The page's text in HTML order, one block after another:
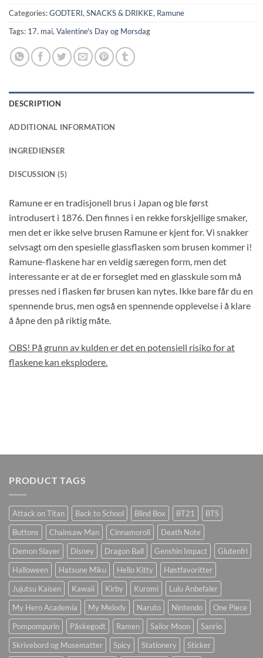
Categories:GODTERI, SNACKS & DRIKKE, Ramune
Tags: 17. mai, Valentine's Day og Morsdag
DESCRIPTION
ADDITIONAL INFORMATION
INGREDIENSER
DISCUSSION (5)
Ramune er en tradisjonell brus i Japan og ble først
introdusert i 1876. Den finnes i en rekke forskjellige smaker,
men det er ikke selve brusen Ramune er kjent for. Vi snakker
selvsagt om den spesielle glassflasken som brusen kommer i!
Ramune-flaskene har en veldig særegen form, men det
interessante er at de er forseglet med en glasskule som må
presses ned i flasken før brusen kan nytes. Ikke bare får du en
spennende brus, men også en spennende opplevelse i å klare
å åpne den på riktig måte.
OBS! På grunn av kulden er det en potensiell risiko for at
flaskene kan eksplodere.
PRODUCT TAGS
Attack on Titan Back to School Blind Box BT21
BTS
Buttons
Chainsaw Man Cinnamoroll
Death Note
Demon Slayer
Disney Dragon Ball Genshin Impact
Glutenfri
Halloween
Hatsune Miku Hello Kitty
Høstfavoritter
Jujutsu Kaisen
Kawaii Kirby Kuromi
Lulu Anbefaler
My Hero Academia
My Melody Naruto Nintendo
One Piece
Pompompurin
Påskegodt Ramen Sailor Moon
Sanrio
Skrivebord og Musematter
Spicy Stationery
Sticker